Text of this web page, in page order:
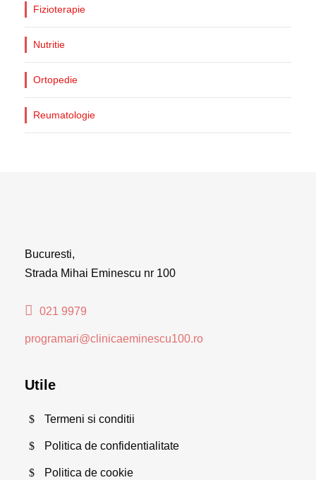
Fizioterapie
Nutritie
Ortopedie
Reumatologie
Bucuresti,
Strada Mihai Eminescu nr 100
021 9979
programari@clinicaeminescu100.ro
Utile
Termeni si conditii
Politica de confidentialitate
Politica de cookie